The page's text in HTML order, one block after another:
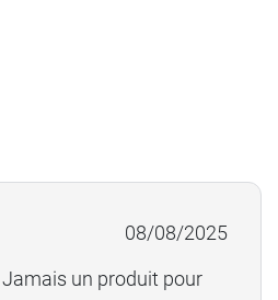
08/08/2025
un produit pour